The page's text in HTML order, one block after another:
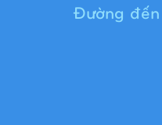
Đường